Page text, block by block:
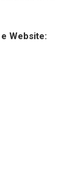
Website: